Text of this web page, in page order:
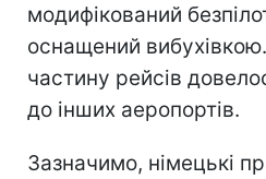
модифікований
оснащений
частину рейсів
до інших аеропортів.
Зазначимо, німецькі